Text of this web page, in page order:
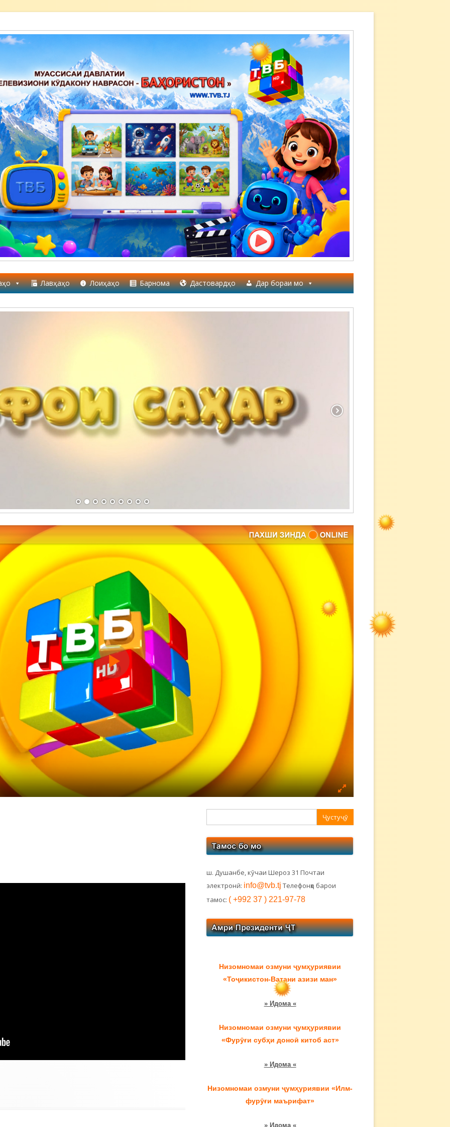
Лавҳаҳо Лоиҳаҳо Барнома Дастовардҳо Дар бораи мо
боковая
ш. Душанбе, кӯчаи Шероз 31 Почтаи
электронӣ: info@tvb.tj Телефонҳо барои
тамос: ( +992 37 ) 221-97-78
Низомномаи озмуни ҷумҳуриявии
«Тоҷикистон-Ватани азизи ман»
» Идома «
Низомномаи озмуни ҷумҳуриявии
«Фурӯғи субҳи доноӣ китоб аст»
» Идома «
Низомномаи озмуни ҷумҳуриявии «Илм-
фурӯғи маърифат»
» Идома «